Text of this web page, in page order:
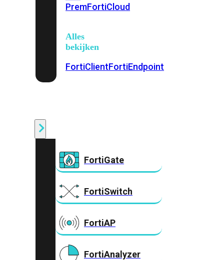
PremFortiCloud
Alles
bekijken
FortiClientFortiEndpoint
FortiGate
FortiSwitch
FortiAP
FortiAnalyzer